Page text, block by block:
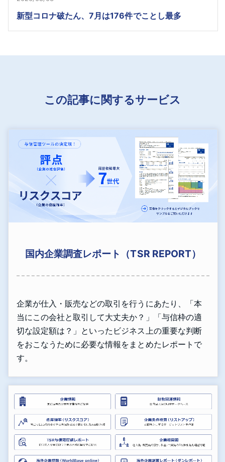
新型コロナ破たん、7月は176件でことし最多
この記事に関するサービス
国内企業調査レポート（TSR REPORT）
企業が仕入・販売などの取引を行うにあたり、「本
当にこの会社と取引して大丈夫か？」「与信枠の適
切な設定額は？」といったビジネス上の重要な判断
をおこなうために必要な情報をまとめたレポートで
す。